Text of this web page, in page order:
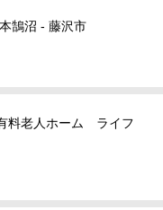
鵠沼 - 藤沢市
料老人ホーム ライフ